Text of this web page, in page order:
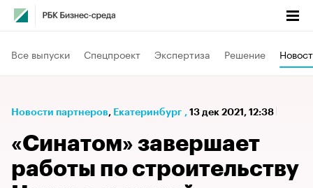
Все выпуски Спецпроект Экспертиза Решение
Новости партнеров⁠, Екатеринбург , 13 дек 2021, 12:38
«Синатом» завершает
работы по строительству